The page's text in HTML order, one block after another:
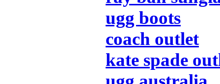
ugg boots
coach outlet
kate spade